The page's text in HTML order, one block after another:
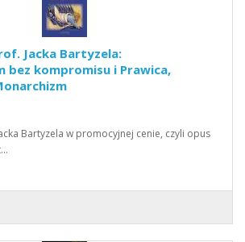
Jacka Bartyzela:
bez kompromisu i Prawica,
Bartyzela w promocyjnej cenie, czyli opus